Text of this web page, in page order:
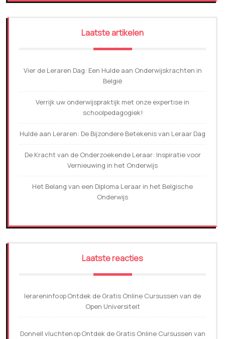
Laatste artikelen
Vier de Leraren Dag: Een Hulde aan Onderwijskrachten in
België
Verrijk uw onderwijspraktijk met onze expertise in
schoolpedagogiek!
Hulde aan Leraren: De Bijzondere Betekenis van Leraar Dag
De Kracht van de Onderzoekende Leraar: Inspiratie voor
Vernieuwing in het Onderwijs
Het Belang van een Diploma Leraar in het Belgische
Onderwijs
Laatste reacties
lerareninfoopOntdek de Gratis Online Cursussen van de
Open Universiteit
Donnell vluchtenopOntdek de Gratis Online Cursussen van